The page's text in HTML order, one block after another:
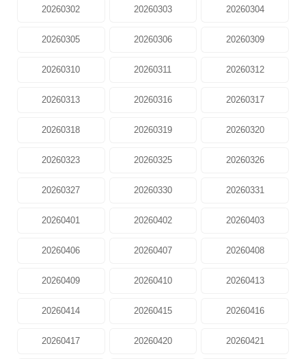
20260302 20260303 20260304
20260305 20260306 20260309
20260310 20260311 20260312
20260313 20260316 20260317
20260318 20260319 20260320
20260323 20260325 20260326
20260327 20260330 20260331
20260401 20260402 20260403
20260406 20260407 20260408
20260409 20260410 20260413
20260414 20260415 20260416
20260417 20260420 20260421